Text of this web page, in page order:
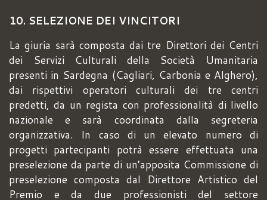
10. SELEZIONE DEI VINCITORI
La giuria sarà composta dai tre Direttori dei Centri
dei Servizi Culturali della Società Umanitaria
presenti in Sardegna (Cagliari, Carbonia e Alghero),
dai rispettivi operatori culturali dei tre centri
predetti, da un regista con professionalità di livello
nazionale e sarà coordinata dalla segreteria
organizzativa. In caso di un elevato numero di
progetti partecipanti potrà essere effettuata una
preselezione da parte di un’apposita Commissione di
preselezione composta dal Direttore Artistico del
Premio e da due professionisti del settore